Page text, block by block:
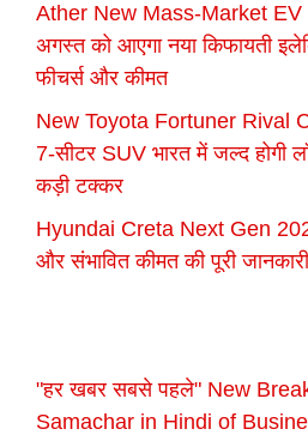
Ather New Mass-Market
अगस्त को आएगा नया किफायती
फीचर्स और कीमत
New Toyota Fortuner Rival
7-सीटर SUV भारत में जल्द होगी
कड़ी टक्कर
Hyundai Creta Next Gen
और संभावित कीमत की पूरी जानकारी
"हर खबर सबसे पहले" New
Samachar in Hindi of